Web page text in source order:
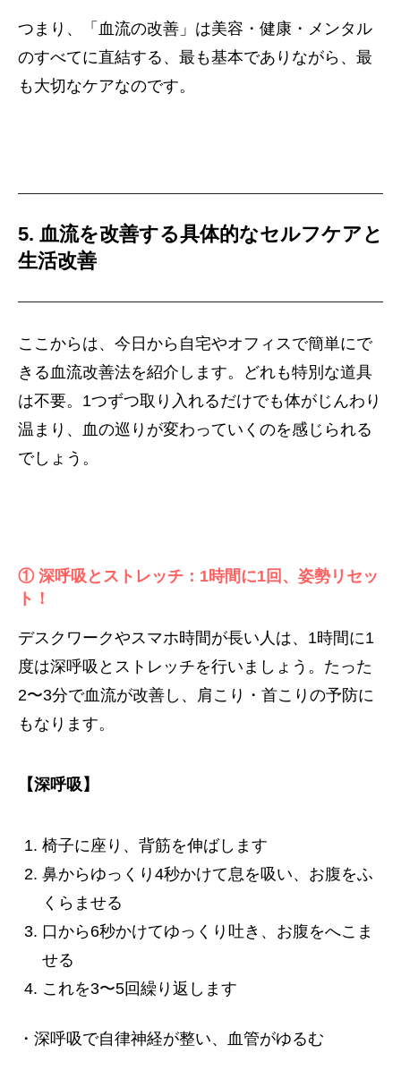
つまり、「血流の改善」は美容・健康・メンタル
のすべてに直結する、最も基本でありながら、最
も大切なケアなのです。
5. 血流を改善する具体的なセルフケアと
生活改善
ここからは、今日から自宅やオフィスで簡単にで
きる血流改善法を紹介します。どれも特別な道具
は不要。1つずつ取り入れるだけでも体がじんわり
温まり、血の巡りが変わっていくのを感じられる
でしょう。
① 深呼吸とストレッチ：1時間に1回、姿勢リセッ
ト！
デスクワークやスマホ時間が長い人は、1時間に1
度は深呼吸とストレッチを行いましょう。たった
2〜3分で血流が改善し、肩こり・首こりの予防に
もなります。
【深呼吸】
椅子に座り、背筋を伸ばします
鼻からゆっくり4秒かけて息を吸い、お腹をふ
くらませる
口から6秒かけてゆっくり吐き、お腹をへこま
せる
これを3〜5回繰り返します
・深呼吸で自律神経が整い、血管がゆるむ